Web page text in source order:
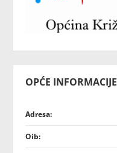
OPĆE INFORMACIJE
Adresa:
Oib: